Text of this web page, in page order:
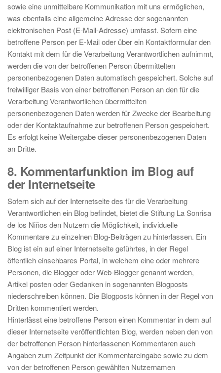
sowie eine unmittelbare Kommunikation mit uns ermöglichen,
was ebenfalls eine allgemeine Adresse der sogenannten
elektronischen Post (E-Mail-Adresse) umfasst. Sofern eine
betroffene Person per E-Mail oder über ein Kontaktformular den
Kontakt mit dem für die Verarbeitung Verantwortlichen aufnimmt,
werden die von der betroffenen Person übermittelten
personenbezogenen Daten automatisch gespeichert. Solche auf
freiwilliger Basis von einer betroffenen Person an den für die
Verarbeitung Verantwortlichen übermittelten
personenbezogenen Daten werden für Zwecke der Bearbeitung
oder der Kontaktaufnahme zur betroffenen Person gespeichert.
Es erfolgt keine Weitergabe dieser personenbezogenen Daten
an Dritte.
8. Kommentarfunktion im Blog auf
der Internetseite
Sofern sich auf der Internetseite des für die Verarbeitung
Verantwortlichen ein Blog befindet, bietet die Stiftung La Sonrisa
de los Niños den Nutzern die Möglichkeit, individuelle
Kommentare zu einzelnen Blog-Beiträgen zu hinterlassen. Ein
Blog ist ein auf einer Internetseite geführtes, in der Regel
öffentlich einsehbares Portal, in welchem eine oder mehrere
Personen, die Blogger oder Web-Blogger genannt werden,
Artikel posten oder Gedanken in sogenannten Blogposts
niederschreiben können. Die Blogposts können in der Regel von
Dritten kommentiert werden.
Hinterlässt eine betroffene Person einen Kommentar in dem auf
dieser Internetseite veröffentlichten Blog, werden neben den von
der betroffenen Person hinterlassenen Kommentaren auch
Angaben zum Zeitpunkt der Kommentareingabe sowie zu dem
von der betroffenen Person gewählten Nutzernamen